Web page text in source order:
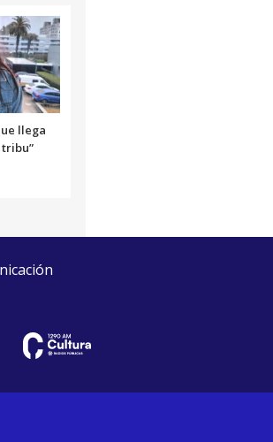
llega